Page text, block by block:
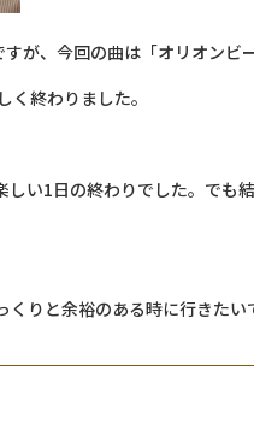
が、今回の曲は「オリオンビ
終わりました。
い1日の終わりでした。でも
くりと余裕のある時に行きた